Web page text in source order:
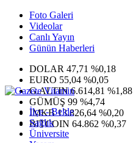
Foto Galeri
Videolar
Canlı Yayın
Günün Haberleri
DOLAR 47,71 %0,18
EURO 55,04 %0,05
G.ALTIN6.614,81 %1,88
GÜMÜŞ 99 %4,74
IMKB13.826,64 %0,20
BITCOIN 64.862 %0,37
İlçe - Belde
Sağlık
Üniversite